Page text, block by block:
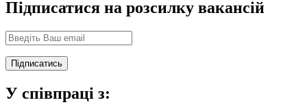
Підписатися на розсилку вакансій
У співпраці з: